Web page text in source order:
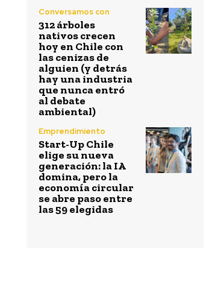
Conversamos con
312 árboles
nativos crecen
hoy en Chile con
las cenizas de
alguien (y detrás
hay una industria
que nunca entró
al debate
ambiental)
Emprendimiento
Start-Up Chile
elige su nueva
generación: la IA
domina, pero la
economía circular
se abre paso entre
las 59 elegidas